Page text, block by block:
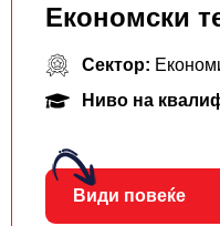
Економски
Сектор:
Ниво на
Види повеќе